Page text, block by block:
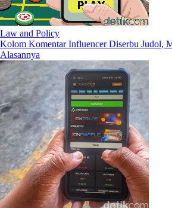
Law and Policy
Kolom Komentar Influencer Diserbu Judol,
Alasannya